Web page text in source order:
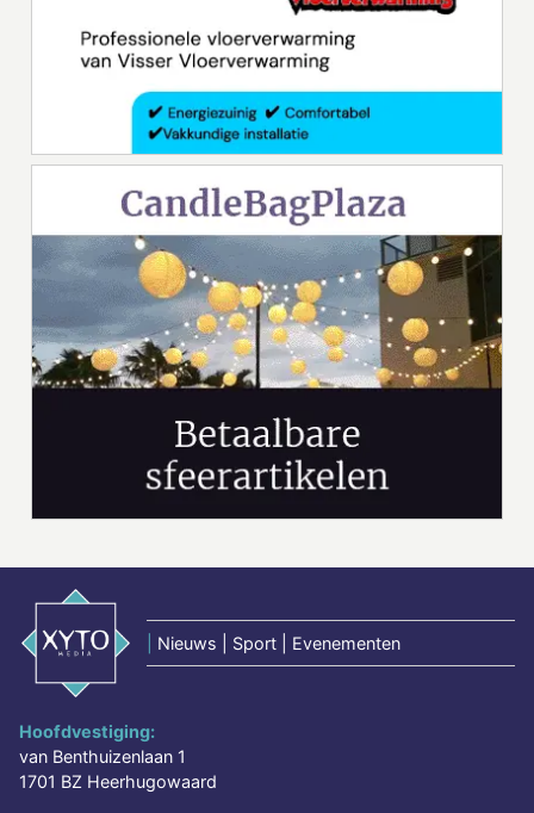
Nieuws | Sport | Evenementen
Hoofdvestiging:
van Benthuizenlaan 1
1701 BZ Heerhugowaard